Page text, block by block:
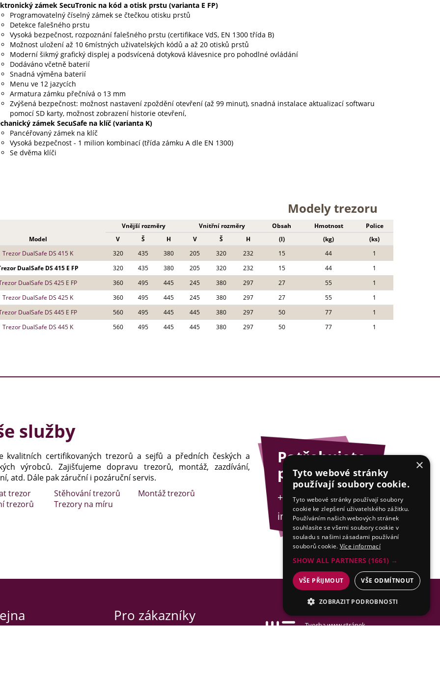
zámek SecuTronic na kód a otisk prstu (varianta E FP)
Programovatelný číselný zámek se čtečkou otisku prstů
Detekce falešného prstu
Vysoká bezpečnost, rozpoznání falešného prstu (certifikace VdS, EN 1300 třída B)
Možnost uložení až 10 6místných uživatelských kódů a až 20 otisků prstů
Moderní šikmý grafický displej a podsvícená dotyková klávesnice pro pohodlné ovládání
Dodáváno včetně baterií
Snadná výměna baterií
Menu ve 12 jazycích
Armatura zámku přečnívá o 13 mm
Zvýšená bezpečnost: možnost nastavení zpoždění otevření (až 99 minut), snadná instalace aktualizací softwaru
pomocí SD karty, možnost zobrazení historie otevření,
zámek SecuSafe na klíč (varianta K)
Pancéřovaný zámek na klíč
Vysoká bezpečnost - 1 milion kombinací (třída zámku A dle EN 1300)
Se dvěma klíči
Modely trezoru
Model
Vnější rozměry Vnitřní rozměry Obsah Hmotnost
Police
V
Š H V Š H (l) (kg)
(ks)
Trezor DualSafe DS 415 K
320 435 380 205 320 232 15 44
1
DualSafe DS 415 E FP
320 435 380 205 320 232 15 44
1
DualSafe DS 425 E FP
360 495 445 245 380 297 27 55
1
Trezor DualSafe DS 425 K
360 495 445 245 380 297 27 55
1
DualSafe DS 445 E FP
560 495 445 445 380 297 50 77
1
Trezor DualSafe DS 445 K
560 495 445 445 380 297 50 77 1
služby
kvalitních certifikovaných trezorů a sejfů a předních českých a
výrobců. Zajišťujeme dopravu trezorů, montáž, zazdívání,
atd. Dále pak záruční i pozáruční servis.
trezor
Stěhování trezorů
Montáž trezorů
trezorů
Trezory na míru
Potřebujete
poradit?
+420 775 201 001
info@esejfy.net
Pro zákazníky
Tvorba www stránek
×
Tyto webové stránky
používají soubory cookie.
Tyto webové stránky používají soubory
cookie ke zlepšení uživatelského zážitku.
Používáním našich webových stránek
souhlasíte se všemi soubory cookie v
souladu s našimi zásadami používání
souborů cookie. Více informací
SHOW ALL PARTNERS (1661) →
VŠE PŘIJMOUT VŠE ODMÍTNOUT
ZOBRAZIT PODROBNOSTI